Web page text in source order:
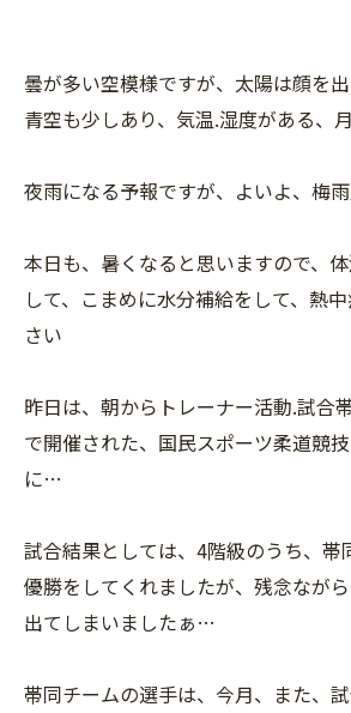
曇が多い空模様ですが、太陽は顔を出
青空も少しあり、気温.湿度がある、
夜雨になる予報ですが、よいよ、梅
本日も、暑くなると思いますので、
して、こまめに水分補給をして、熱
さい
昨日は、朝からトレーナー活動.試合
で開催された、国民スポーツ柔道競
に…
試合結果としては、4階級のうち、帯
優勝をしてくれましたが、残念なが
出てしまいましたぁ…
帯同チームの選手は、今月、また、